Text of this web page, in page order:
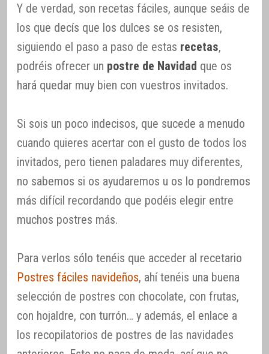
Y de verdad, son recetas fáciles, aunque seáis de
los que decís que los dulces se os resisten,
siguiendo el paso a paso de estas recetas,
podréis ofrecer un postre de Navidad que os
hará quedar muy bien con vuestros invitados.
Si sois un poco indecisos, que sucede a menudo
cuando quieres acertar con el gusto de todos los
invitados, pero tienen paladares muy diferentes,
no sabemos si os ayudaremos u os lo pondremos
más difícil recordando que podéis elegir entre
muchos postres más.
Para verlos sólo tenéis que acceder al recetario
Postres fáciles navideños, ahí tenéis una buena
selección de postres con chocolate, con frutas,
con hojaldre, con turrón… y además, el enlace a
los recopilatorios de postres de las navidades